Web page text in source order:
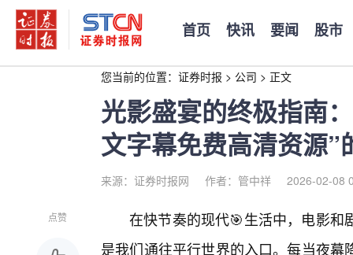
首页 快讯 要闻 股市
您当前的位置： 证券时报 > 公司 > 正文
光影盛宴的终极指南
文字幕免费高清资源”
来源：证券时报网 作者：管中祥 2026-02-08
点赞
在快节奏的现代🎯生活中，电影和
是我们通往平行世界的入口。每当夜